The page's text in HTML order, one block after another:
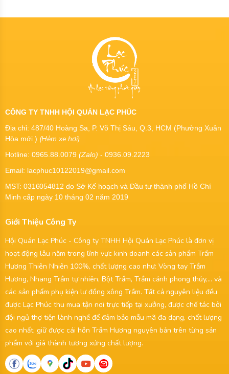
CÔNG TY TNHH HỘI QUÁN LẠC PHÚC
Địa chỉ: 487/40 Hoàng Sa, P. Võ Thị Sáu, Q.3, HCM (Phường Xuân
Hòa mới ) (Hẻm xe hơi)
Hotline: 0965.88.0079 (Zalo) - 0936.09.2223
Email: lacphuc10122019@gmail.com
MST: 0316054812 do Sở Kế hoạch và Đầu tư thành phố Hồ Chí
Minh cấp ngày 10 tháng 02 năm 2019
Giới Thiệu Công Ty
Hội Quán Lạc Phúc - Công ty TNHH Hội Quán Lạc Phúc là đơn vị
hoạt động lâu năm trong lĩnh vực kinh doanh các sản phẩm Trầm
Hương Thiên Nhiên 100%, chất lượng cao như: Vòng tay Trầm
Hương, Nhang Trầm tự nhiên, Bột Trầm, Trầm cảnh phong thủy,... và
các sản phẩm phụ kiện lư đồng xông Trầm. Tất cả nguyên liệu đều
được Lạc Phúc thu mua tận nơi trực tiếp tại xưởng, được chế tác bởi
đội ngủ thợ tiện lành nghề để đảm bảo mẫu mã đa dạng, chất lượng
cao nhất, giữ được cái hồn Trầm Hương nguyên bản trên từng sản
phẩm với giá thành tương xứng chất lượng.